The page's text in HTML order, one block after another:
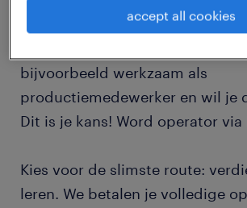
Wil je de volgende stap zetten
bijvoorbeeld werkzaam als
productiemedewerker en wil je
Dit is je kans! Word operator via
Kies voor de slimste route:
leren. We betalen je volledige
accept all cookies